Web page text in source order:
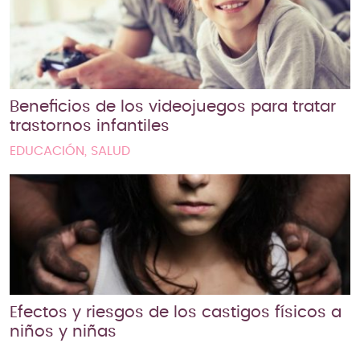
Beneficios de los videojuegos para tratar
trastornos infantiles
EDUCACIÓN, SALUD
Efectos y riesgos de los castigos físicos a
niños y niñas